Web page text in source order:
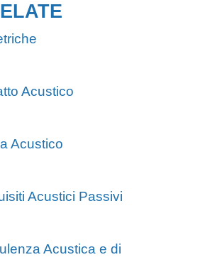
Acustico
Acustico
Acustici Passivi
Acustica e di